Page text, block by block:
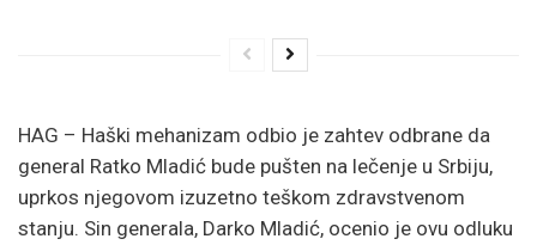
HAG – Haški mehanizam odbio je zahtev odbrane da
general Ratko Mladić bude pušten na lečenje u Srbiju,
uprkos njegovom izuzetno teškom zdravstvenom
stanju. Sin generala, Darko Mladić, ocenio je ovu odluku